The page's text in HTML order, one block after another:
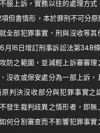
服上訴，實務以往的處理方式
但書情形，本於罪刑不可分
全部犯罪事實、刑與沒收等其
月16日增訂刑事訴訟法第348
防之範圍，並減輕上訴審審理
沒收或保安處分為一部上訴，
判決沒收部分與犯罪事實之
發生裁判歧異之情形者，即無
何分割審查而不影響犯罪事實